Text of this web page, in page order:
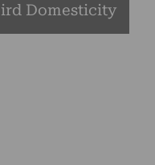
Domesticity